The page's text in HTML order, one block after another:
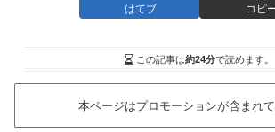
はてブ コピ
この記事は約24分で読めます。
本ページはプロモーションが含まれて